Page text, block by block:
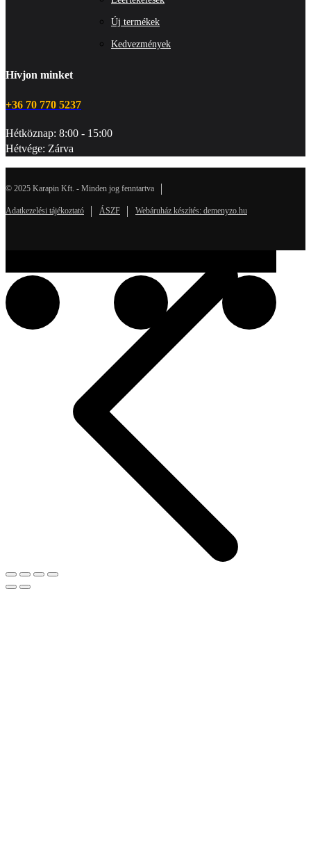
Új termékek
Kedvezmények
Hívjon minket
+36 70 770 5237
Hétköznap: 8:00 - 15:00
Hétvége: Zárva
© 2025 Karapin Kft. - Minden jog fenntartva
Adatkezelési tájékoztató ÁSZF Webáruház készítés: demenyzo.hu